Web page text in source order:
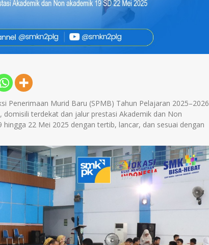
Penerimaan Murid Baru (SPMB) Tahun Pelajaran 2025–2026
terdekat dan jalur prestasi Akademik dan Non
22 Mei 2025 dengan tertib, lancar, dan sesuai dengan